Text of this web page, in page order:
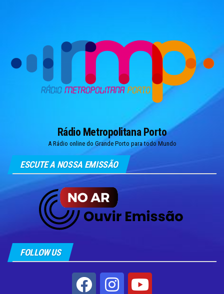
Rádio Metropolitana Porto
A Rádio online do Grande Porto para todo Mundo
ESCUTE A NOSSA EMISSÃO
FOLLOW US